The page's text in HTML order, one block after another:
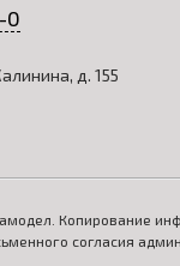
0
д. 155
Копирование
согласия